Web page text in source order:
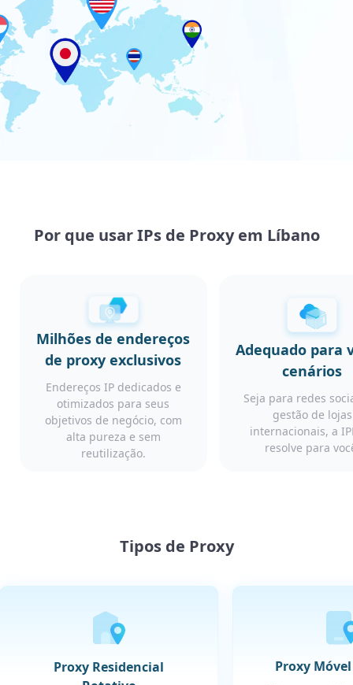
Por que usar IPs de Proxy em Líbano
Milhões de endereços
de proxy exclusivos
Endereços IP dedicados e
otimizados para seus
objetivos de negócio, com
alta pureza e sem
reutilização.
Adequado para
cenários
Seja para redes
gestão de lojas
internacionais, a
resolve para
Tipos de Proxy
Proxy Residencial
Proxy